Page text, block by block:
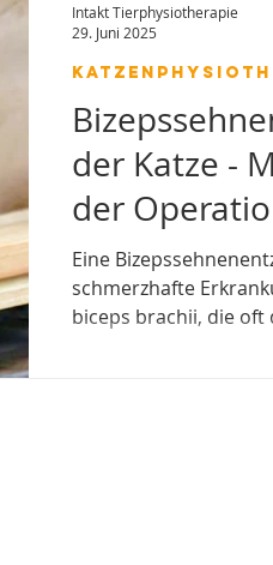
der Katze -
der
Eine
schmerzhafte
biceps brachii, die
Intakt Tierphysiotherapie
29. Juni 2025